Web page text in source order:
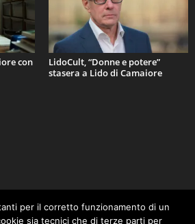
con
LidoCult, “Donne e potere”
stasera a Lido di Camaiore
per il corretto funzionamento di un
sia tecnici che di terze parti per